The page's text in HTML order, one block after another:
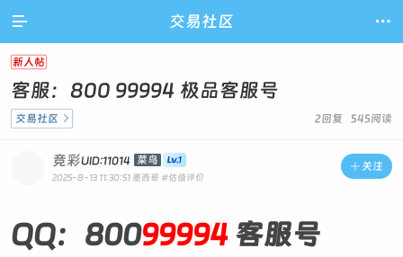
 交易社区 
新人帖
客服：800 99994 极品客服号
2回复 545阅读
交易社区 
 关注
竞彩UID:11014 菜鸟
2025-8-13 11:30:51 墨西哥 #估值评价
QQ：80099994 客服号